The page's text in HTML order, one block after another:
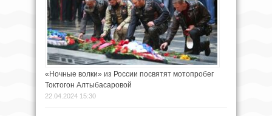
«Ночные волки» из России посвятят мотопробег
Токтогон Алтыбасаровой
22.04.2024 15:30